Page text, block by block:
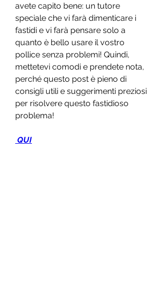
avete capito bene: un tutore
speciale che vi farà dimenticare i
fastidi e vi farà pensare solo a
quanto è bello usare il vostro
pollice senza problemi! Quindi,
mettetevi comodi e prendete nota,
perché questo post è pieno di
consigli utili e suggerimenti preziosi
per risolvere questo fastidioso
problema!
QUI